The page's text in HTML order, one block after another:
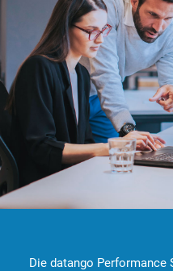
Die datango